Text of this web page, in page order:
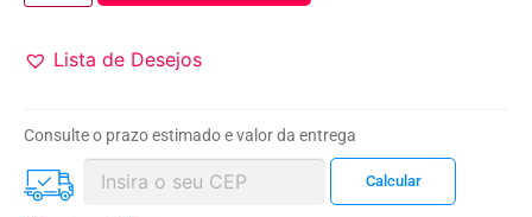
Lista de Desejos
Consulte o prazo estimado e valor da entrega